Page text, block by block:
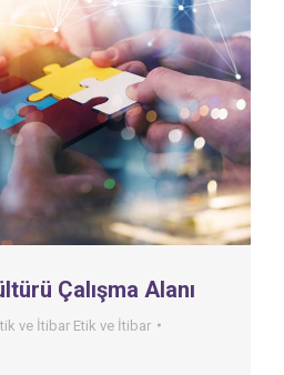
Çalışma Alanı
ve İtibar Etik ve İtibar